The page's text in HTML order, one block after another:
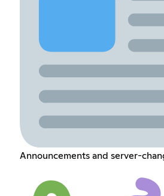
Announcements and server-